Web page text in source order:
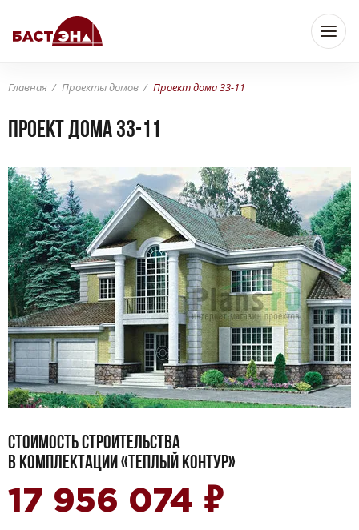
Главная Проекты домов Проект дома 33-11
Проект дома 33-11
СТОИМОСТЬ СТРОИТЕЛЬСТВА
В КОМПЛЕКТАЦИИ «ТЕПЛЫЙ КОНТУР»
17 956 074 ₽